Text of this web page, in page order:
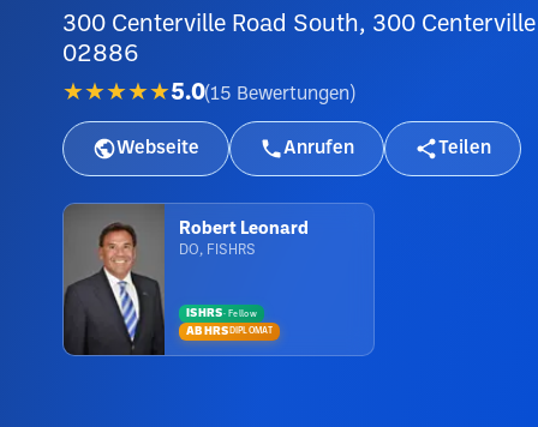
300 Centerville Road South, 300
02886
★★★★★5.0(15 Bewertungen )
Webseite Anrufen Teilen
Robert Leonard
DO, FISHRS
ISHRS· Fellow
ABHRS DIPLOMAT